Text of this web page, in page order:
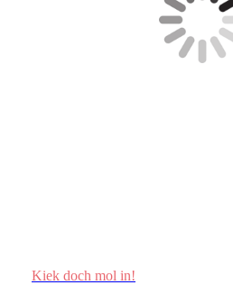
Kiek doch mol in!